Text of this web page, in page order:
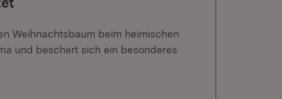
Weihnachtsbaum beim heimischen
und beschert sich ein besonderes